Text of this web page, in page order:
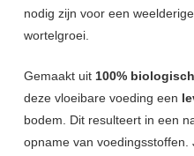
nodig zijn voor een
wortelgroei.
Gemaakt uit 100%
deze vloeibare voeding een
bodem. Dit resulteert in een
opname van